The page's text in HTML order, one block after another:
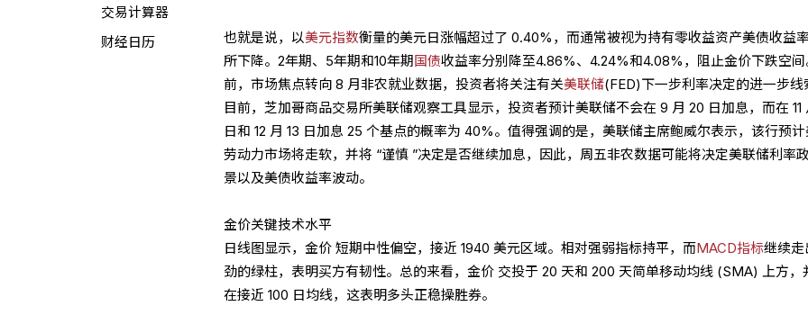
交易计算器
财经日历
也就是说，以美元指数衡量的美元日涨幅超过了 0.40%，而通常被视为持有零收益资产美债收益
所下降。2年期、5年期和10年期 国债收益率分别降至4.86%、4.24%和4.08%，阻止金价下跌空
前，市场焦点转向 8 月非农就业数据，投资者将关注有关美联储(FED)下一步利率决定的进一步线
目前，芝加哥商品交易所美联储观察工具显示，投资者预计美联储不会在 9 月 20 日加息，而在 11
日和 12 月 13 日加息 25 个基点的概率为 40%。值得强调的是，美联储主席鲍威尔表示，该行预
劳动力市场将走软，并将 “谨慎 ”决定是否继续加息，因此，周五非农数据可能将决定美联储利率
景以及美债收益率波动。
金价关键技术水平
日线图显示，金价 短期中性偏空，接近 1940 美元区域。相对强弱指标持平，而MACD指标继续走
劲的绿柱，表明买方有韧性。总的来看，金价 交投于 20 天和 200 天简单移动均线 (SMA) 上方，
在接近 100 日均线，这表明多头正稳操胜券。